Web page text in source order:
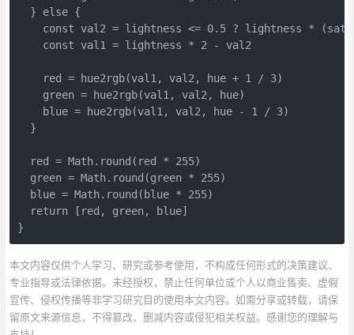
  } else {
const val2 = lightness <= 0.5 ? lightness *
    const val1 = lightness * 2 - val2
    red = hue2rgb(val1, val2, hue + 1 / 3)
    green = hue2rgb(val1, val2, hue)
    blue = hue2rgb(val1, val2, hue - 1 / 3)
  }
  red = Math.round(red * 255)
  green = Math.round(green * 255)
  blue = Math.round(blue * 255)
  return [red, green, blue]
}
本文内容仅供个人学习、研究或参考使用，不构成任何形式的决策建议、
专业指导或法律依据。未经授权，禁止任何单位或个人以商业售卖、虚假
宣传、侵权传播等非学习研究目的使用本文内容。如需分享或转载，请保
留原文来源信息，不得篡改、删减内容或侵犯相关权益。感谢您的理解与